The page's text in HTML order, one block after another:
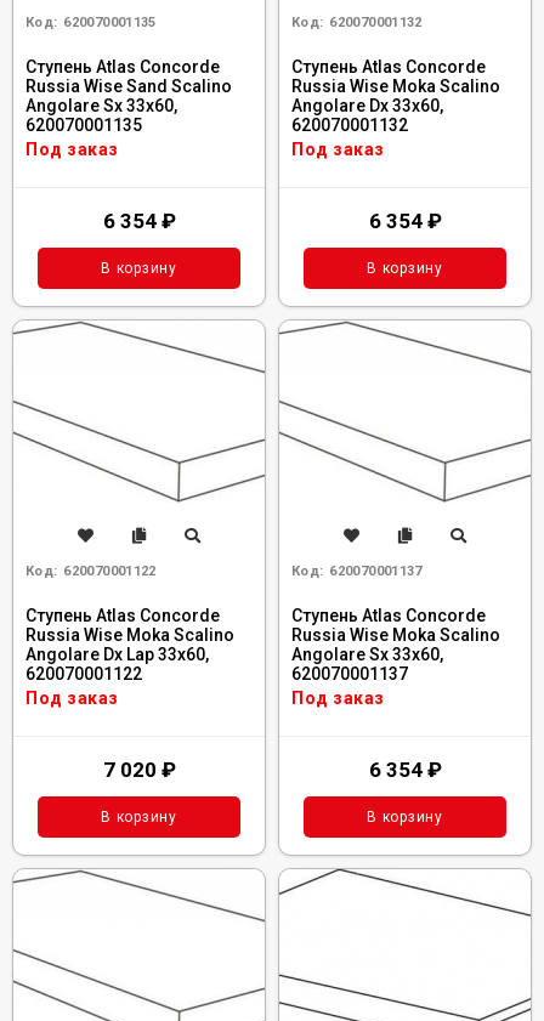
Код: 620070001135
Ступень Atlas Concorde
Russia Wise Sand Scalino
Angolare Sx 33x60,
620070001135
Под заказ
6 354 ₽
В корзину
Код: 620070001132
Ступень Atlas Concorde
Russia Wise Moka Scalino
Angolare Dx 33x60,
620070001132
Под заказ
6 354 ₽
В корзину
Код: 620070001122
Ступень Atlas Concorde
Russia Wise Moka Scalino
Angolare Dx Lap 33x60,
620070001122
Под заказ
7 020 ₽
В корзину
Код: 620070001137
Ступень Atlas Concorde
Russia Wise Moka Scalino
Angolare Sx 33x60,
620070001137
Под заказ
6 354 ₽
В корзину